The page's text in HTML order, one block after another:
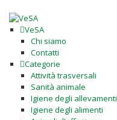
VeSA
Chi siamo
Contatti
Categorie
Attività trasversali
Sanità animale
Igiene degli allevamenti
Igiene degli alimenti